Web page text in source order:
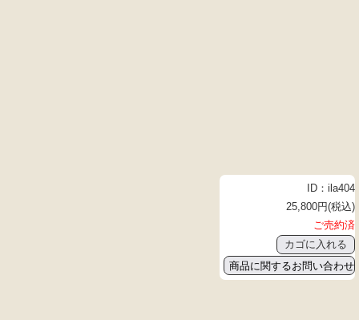
ID：ila404
25,800円(税込)
ご売約済
商品に関するお問い合わせ